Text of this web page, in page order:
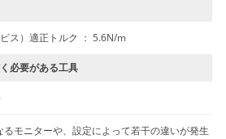
ス）適正トルク ： 5.6N/m
必要がある工具
モニターや、設定によって若干の違いが発生